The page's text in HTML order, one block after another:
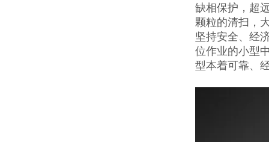
缺相保护，超
颗粒的清扫，
坚持安全、经
位作业的小型
型本着可靠、